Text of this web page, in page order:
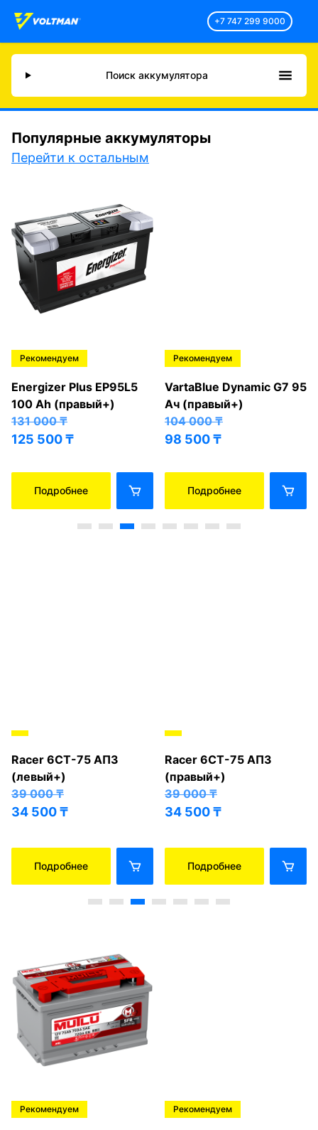
+7 747 299 9000
Поиск аккумулятора
Популярные аккумуляторы
Перейти к остальным
Рекомендуем
Energizer Plus EP95L5
100 Ah (правый+)
131 000₸
125 500₸
Подробнее
Рекомендуем
VartaBlue Dynamic G7 95
Ач (правый+)
104 000₸
98 500₸
Подробнее
Racer 6СТ-75 АПЗ
(левый+)
39 000₸
34 500₸
Подробнее
Racer 6СТ-75 АПЗ
(правый+)
39 000₸
34 500₸
Подробнее
Рекомендуем Рекомендуем